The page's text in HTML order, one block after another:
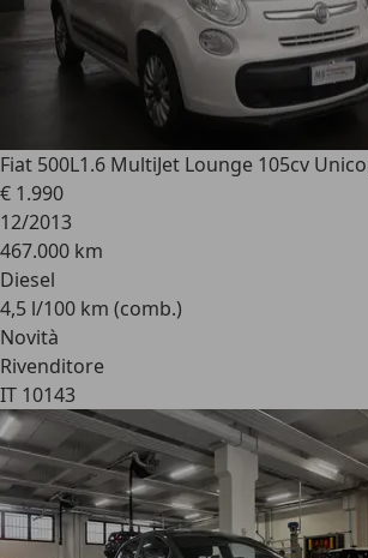
Fiat 500L1.6 MultiJet Lounge 105cv
€ 1.990
12/2013
467.000 km
Diesel
4,5 l/100 km (comb.)
Novità
Rivenditore
IT 10143